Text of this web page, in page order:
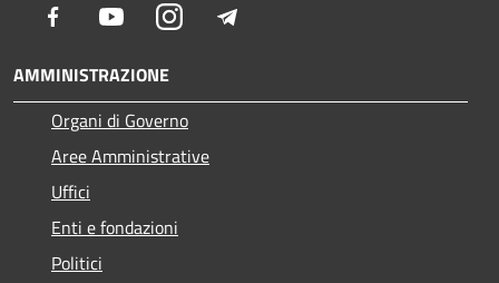
Facebook YoutubeInstagram
AMMINISTRAZIONE
Organi di Governo
Aree Amministrative
Uffici
Enti e fondazioni
Politici